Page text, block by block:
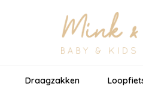
Draagzakken